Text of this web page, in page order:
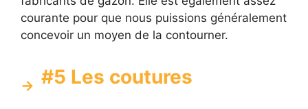
courante pour que nous puissions généralement
concevoir un moyen de la contourner.
#5 Les coutures